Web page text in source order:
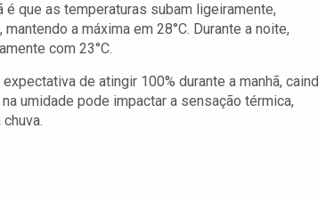
é que as temperaturas subam ligeiramente,
a máxima em 28°C. Durante a noite,
com 23°C.
de atingir 100% durante a manhã,
umidade pode impactar a sensação térmica,